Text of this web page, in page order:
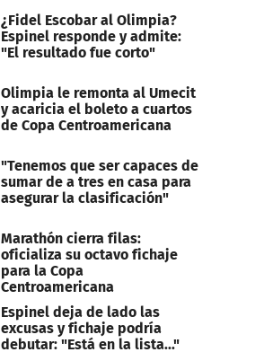
¿Fidel Escobar al Olimpia?
Espinel responde y admite:
"El resultado fue corto"
Olimpia le remonta al Umecit
y acaricia el boleto a cuartos
de Copa Centroamericana
"Tenemos que ser capaces de
sumar de a tres en casa para
asegurar la clasificación"
Marathón cierra filas:
oficializa su octavo fichaje
para la Copa
Centroamericana
Espinel deja de lado las
excusas y fichaje podría
debutar: "Está en la lista..."